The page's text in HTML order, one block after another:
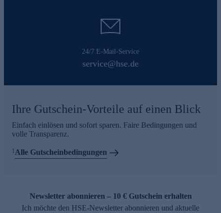
24/7 E-Mail-Service
service@hse.de
Ihre Gutschein-Vorteile auf einen Blick
Einfach einlösen und sofort sparen. Faire Bedingungen und
volle Transparenz.
1 Alle Gutscheinbedingungen
Newsletter abonnieren – 10 € Gutschein erhalten
Ich möchte den HSE-Newsletter abonnieren und aktuelle